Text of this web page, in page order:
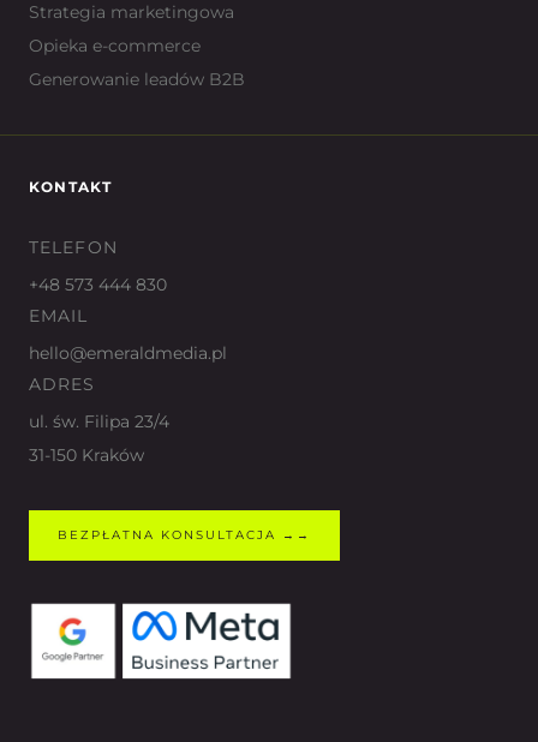
Strategia marketingowa
Opieka e-commerce
Generowanie leadów B2B
KONTAKT
TELEFON
+48 573 444 830
EMAIL
hello@emeraldmedia.pl
ADRES
ul. św. Filipa 23/4
31-150 Kraków
BEZPŁATNA KONSULTACJA →